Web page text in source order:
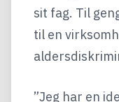
sit fag. Til
til en
”Jeg har en